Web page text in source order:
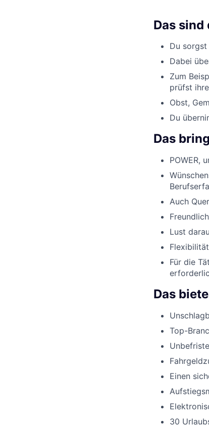
Das sind
Du sorgst
Dabei
Zum
prüfst
Obst,
Du
Das
POWER,
Auch
Lust
Für die
Das
Top-
Einen
30